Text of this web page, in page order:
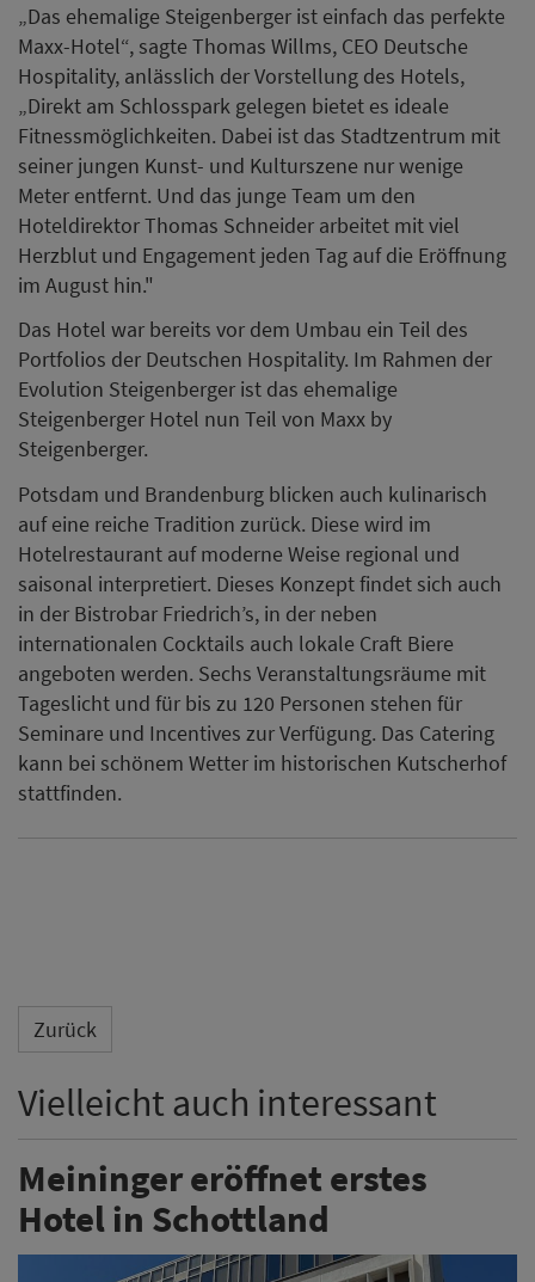
„Das ehemalige Steigenberger ist einfach das perfekte
Maxx-Hotel“, sagte Thomas Willms, CEO Deutsche
Hospitality, anlässlich der Vorstellung des Hotels,
„Direkt am Schlosspark gelegen bietet es ideale
Fitnessmöglichkeiten. Dabei ist das Stadtzentrum mit
seiner jungen Kunst- und Kulturszene nur wenige
Meter entfernt. Und das junge Team um den
Hoteldirektor Thomas Schneider arbeitet mit viel
Herzblut und Engagement jeden Tag auf die Eröffnung
im August hin."
Das Hotel war bereits vor dem Umbau ein Teil des
Portfolios der Deutschen Hospitality. Im Rahmen der
Evolution Steigenberger ist das ehemalige
Steigenberger Hotel nun Teil von Maxx by
Steigenberger.
Potsdam und Brandenburg blicken auch kulinarisch
auf eine reiche Tradition zurück. Diese wird im
Hotelrestaurant auf moderne Weise regional und
saisonal interpretiert. Dieses Konzept findet sich auch
in der Bistrobar Friedrich’s, in der neben
internationalen Cocktails auch lokale Craft Biere
angeboten werden. Sechs Veranstaltungsräume mit
Tageslicht und für bis zu 120 Personen stehen für
Seminare und Incentives zur Verfügung. Das Catering
kann bei schönem Wetter im historischen Kutscherhof
stattfinden.
Zurück
Vielleicht auch interessant
Meininger eröffnet erstes
Hotel in Schottland